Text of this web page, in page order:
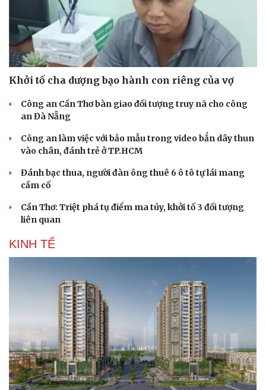
Khởi tố cha dượng bạo hành con riêng của vợ
Công an Cần Thơ bàn giao đối tượng truy nã cho công
an Đà Nẵng
Công an làm việc với bảo mẫu trong video bắn dây thun
vào chân, đánh trẻ ở TP.HCM
Đánh bạc thua, người đàn ông thuê 6 ô tô tự lái mang
cầm cố
Cần Thơ: Triệt phá tụ điểm ma túy, khởi tố 3 đối tượng
liên quan
KINH TẾ